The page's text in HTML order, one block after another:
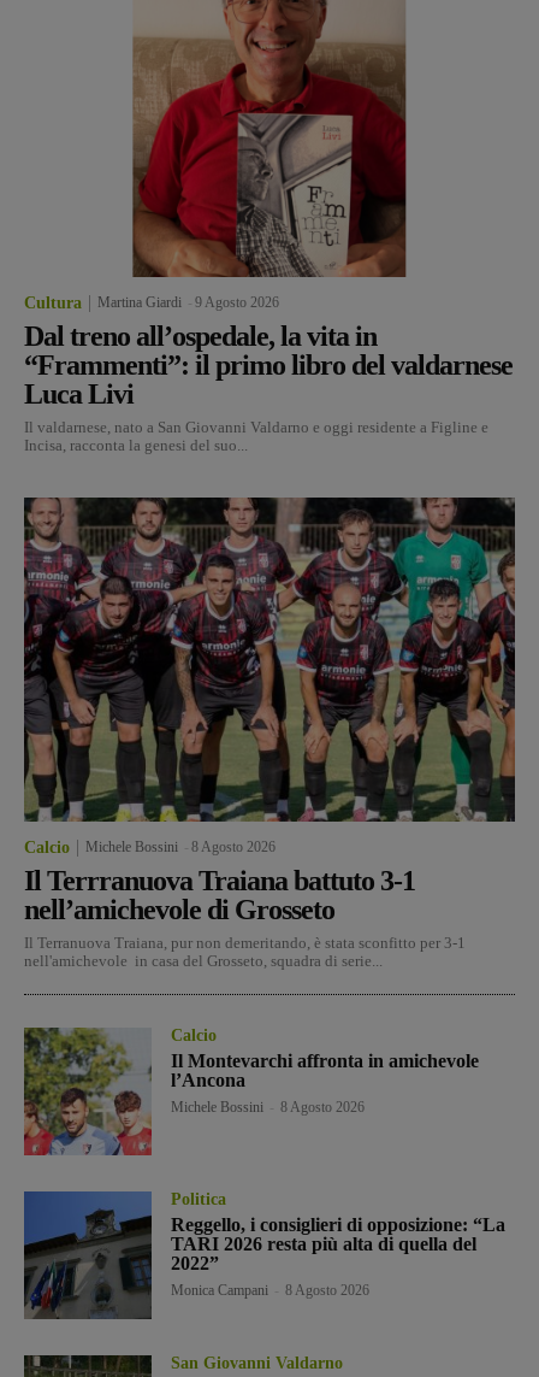
Cultura Martina Giardi 9 Agosto 2026
Dal treno all’ospedale, la vita in
“Frammenti”: il primo libro del valdarnese
Luca Livi
Il valdarnese, nato a San Giovanni Valdarno e oggi residente a Figline e
Incisa, racconta la genesi del suo...
Calcio Michele Bossini 8 Agosto 2026
Il Terrranuova Traiana battuto 3-1
nell’amichevole di Grosseto
Il Terranuova Traiana, pur non demeritando, è stata sconfitto per 3-1
nell'amichevole in casa del Grosseto, squadra di serie...
Calcio
Il Montevarchi affronta in amichevole
l’Ancona
Michele Bossini 8 Agosto 2026
Politica
Reggello, i consiglieri di opposizione: “La
TARI 2026 resta più alta di quella del
2022”
Monica Campani 8 Agosto 2026
San Giovanni Valdarno